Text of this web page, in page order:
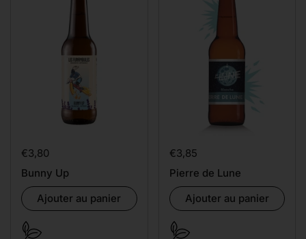
Prix:
€3,80
Bunny Up
Ajouter au panier
Prix:
€3,85
Pierre de Lune
Ajouter au panier